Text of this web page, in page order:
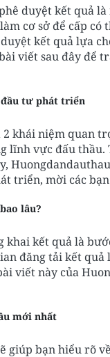
duyệt kết quả
cơ sở để cấp có
kết quả lựa
viết sau đây để
tư phát triển
khái niệm quan
lĩnh vực đấu
triển, mời các
lâu?
kết quả là
đăng tải kết quả
viết này của
mới nhất
giúp bạn hiểu rõ